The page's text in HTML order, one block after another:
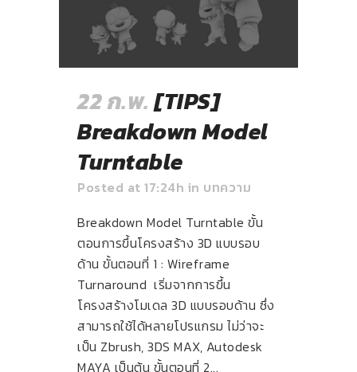
22 ก.พ. [TIPS]
Breakdown Model
Turntable
Posted at 17:24h in บทความ
Breakdown Model Turntable ขั้น
ตอนการขึ้นโครงสร้าง 3D แบบรอบ
ด้าน ขั้นตอนที่ 1 : Wireframe
Turnaround เริ่มจากการขึ้น
โครงสร้างโมเดล 3D แบบรอบด้าน ซึ่ง
สามารถใช้ได้หลายโปรแกรม ไม่ว่าจะ
เป็น Zbrush, 3DS MAX, Autodesk
MAYA เป็นต้น ขั้นตอนที่ 2...